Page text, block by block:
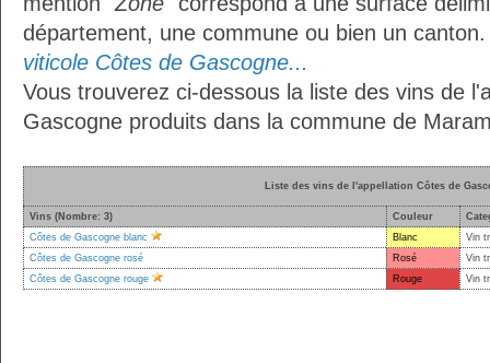
département, une commune ou bien un
viticole Côtes de Gascogne...
Vous trouverez ci-dessous la liste des vins de
Gascogne produits dans la commune de
Liste des vins de l'appellation Côtes de
Vins (Nombre: 3) Couleur
Côtes de Gascogne blanc
Blanc
Vin
Côtes de Gascogne rosé
Rosé
Vin
Côtes de Gascogne rouge
Rouge Vin